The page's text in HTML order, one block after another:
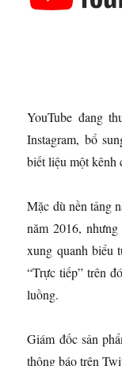
YouTube đang
Instagram, bổ
biết liệu một kênh
Mặc dù nền tảng
năm 2016,
xung quanh biểu
“Trực tiếp” trên
luồng.
Giám đốc sản
thông báo trên